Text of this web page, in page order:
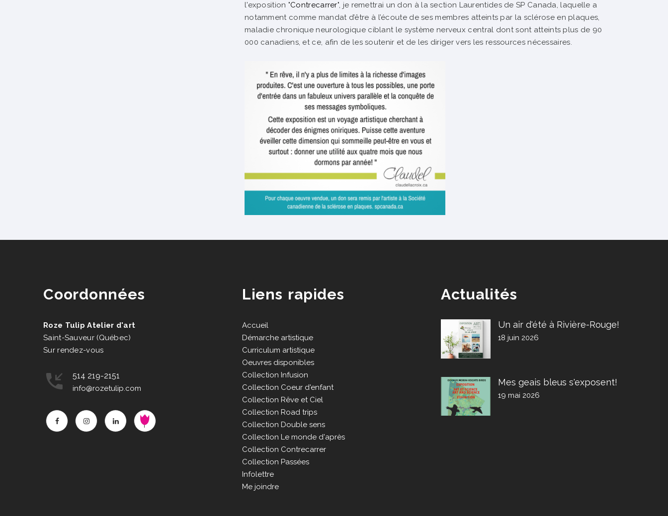
l'exposition "Contrecarrer", je remettrai un don à la section Laurentides de SP Canada, laquelle a
notamment comme mandat d’être à l’écoute de ses membres atteints par la sclérose en plaques,
maladie chronique neurologique ciblant le système nerveux central dont sont atteints plus de 90
000 canadiens, et ce, afin de les soutenir et de les diriger vers les ressources nécessaires.
Coordonnées
Roze Tulip Atelier d'art
Saint-Sauveur (Québec)
Sur rendez-vous
514 219-2151
info@rozetulip.com
Liens rapides
Accueil
Démarche artistique
Curriculum artistique
Oeuvres disponibles
Collection Infusion
Collection Coeur d'enfant
Collection Rêve et Ciel
Collection Road trips
Collection Double sens
Collection Le monde d'après
Collection Contrecarrer
Collection Passées
Infolettre
Me joindre
Actualités
Un air d'été à Rivière-Rouge!
18 juin 2026
Mes geais bleus s'exposent!
19 mai 2026